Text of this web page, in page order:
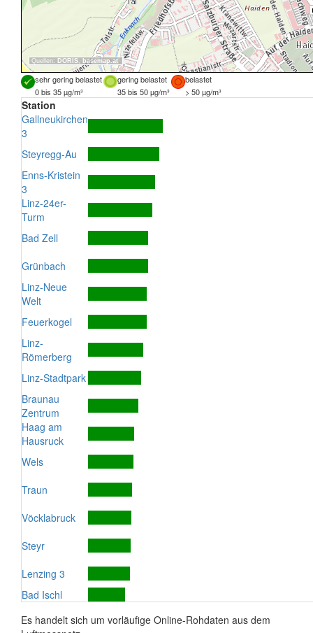
Quellen: DORIS, basemap.at
sehr gering belastet gering belastet
belastet
0 bis 35 µg/m³
35 bis 50 µg/m³ > 50 µg/m³
Station
Gallneukirchen
3
Steyregg-Au
Enns-Kristein
3
Linz-24er-
Turm
Bad Zell
Grünbach
Linz-Neue
Welt
Feuerkogel
Linz-
Römerberg
Linz-Stadtpark
Braunau
Zentrum
Haag am
Hausruck
Wels
Traun
Vöcklabruck
Steyr
Lenzing 3
Bad Ischl
Es handelt sich um vorläufige Online-Rohdaten aus dem